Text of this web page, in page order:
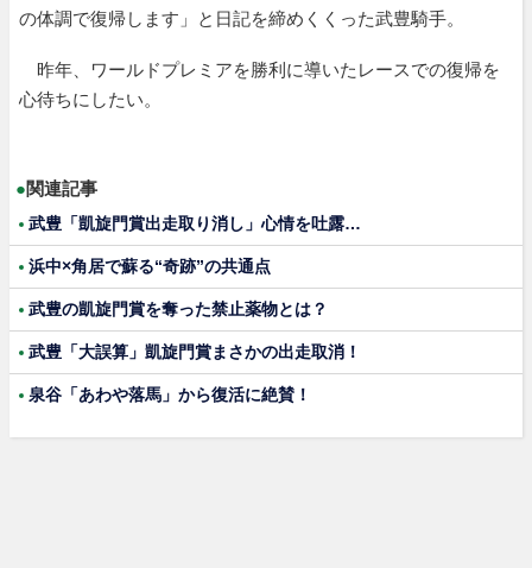
の体調で復帰します」と日記を締めくくった武豊騎手。
昨年、ワールドプレミアを勝利に導いたレースでの復帰を
心待ちにしたい。
●関連記事
武豊「凱旋門賞出走取り消し」心情を吐露…
浜中×角居で蘇る“奇跡”の共通点
武豊の凱旋門賞を奪った禁止薬物とは？
武豊「大誤算」凱旋門賞まさかの出走取消！
泉谷「あわや落馬」から復活に絶賛！